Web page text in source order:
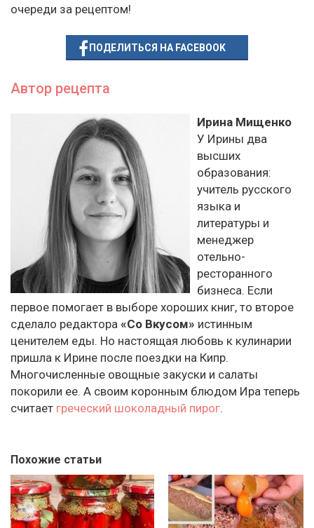
очереди за рецептом!
ПОДЕЛИТЬСЯ НА FACEBOOK
Автор рецепта
Ирина Мищенко
У Ирины два
высших
образования:
учитель русского
языка и
литературы и
менеджер
отельно-
ресторанного
бизнеса. Если
первое помогает в выборе хороших книг, то второе
сделало редактора «Со Вкусом» истинным
ценителем еды. Но настоящая любовь к кулинарии
пришла к Ирине после поездки на Кипр.
Многочисленные овощные закуски и салаты
покорили ее. А своим коронным блюдом Ира теперь
считает греческий шоколадный пирог.
Похожие статьи